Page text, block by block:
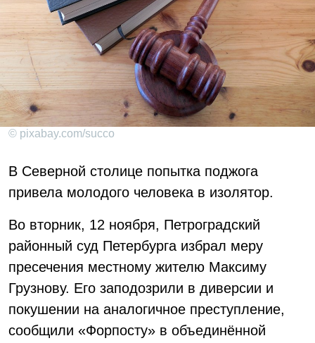
© pixabay.com/succo
В Северной столице попытка поджога
привела молодого человека в изолятор.
Во вторник, 12 ноября, Петроградский
районный суд Петербурга избрал меру
пресечения местному жителю Максиму
Грузнову. Его заподозрили в диверсии и
покушении на аналогичное преступление,
сообщили «Форпосту» в объединённой